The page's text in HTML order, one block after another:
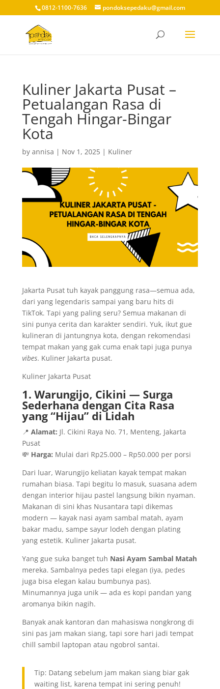
0812-1100-7636 pondoksepedaku@gmail.com
Kuliner Jakarta Pusat –
Petualangan Rasa di
Tengah Hingar-Bingar
Kota
by annisa | Nov 1, 2025| Kuliner
Jakarta Pusat tuh kayak panggung rasa—semua ada,
dari yang legendaris sampai yang baru hits di
TikTok. Tapi yang paling seru? Semua makanan di
sini punya cerita dan karakter sendiri. Yuk, ikut gue
kulineran di jantungnya kota, dengan rekomendasi
tempat makan yang gak cuma enak tapi juga punya
vibes. Kuliner Jakarta pusat.
Kuliner Jakarta Pusat
1. Warungijo, Cikini — Surga
Sederhana dengan Cita Rasa
yang “Hijau” di Lidah
📍 Alamat: Jl. Cikini Raya No. 71, Menteng, Jakarta
Pusat
💸 Harga: Mulai dari Rp25.000 – Rp50.000 per porsi
Dari luar, Warungijo keliatan kayak tempat makan
rumahan biasa. Tapi begitu lo masuk, suasana adem
dengan interior hijau pastel langsung bikin nyaman.
Makanan di sini khas Nusantara tapi dikemas
modern — kayak nasi ayam sambal matah, ayam
bakar madu, sampe sayur lodeh dengan plating
yang estetik. Kuliner Jakarta pusat.
Yang gue suka banget tuh Nasi Ayam Sambal Matah
mereka. Sambalnya pedes tapi elegan (iya, pedes
juga bisa elegan kalau bumbunya pas).
Minumannya juga unik — ada es kopi pandan yang
aromanya bikin nagih.
Banyak anak kantoran dan mahasiswa nongkrong di
sini pas jam makan siang, tapi sore hari jadi tempat
chill sambil laptopan atau ngobrol santai.
Tip: Datang sebelum jam makan siang biar gak
waiting list, karena tempat ini sering penuh!